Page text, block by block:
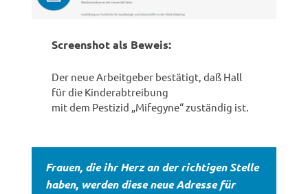
Screenshot als Beweis:
Der neue Arbeitgeber bestätigt, daß Hall
für die Kinderabtreibung
mit dem Pestizid „Mifegyne“ zuständig ist.
Frauen, die ihr Herz an der richtigen Stelle
haben, werden diese neue Adresse für